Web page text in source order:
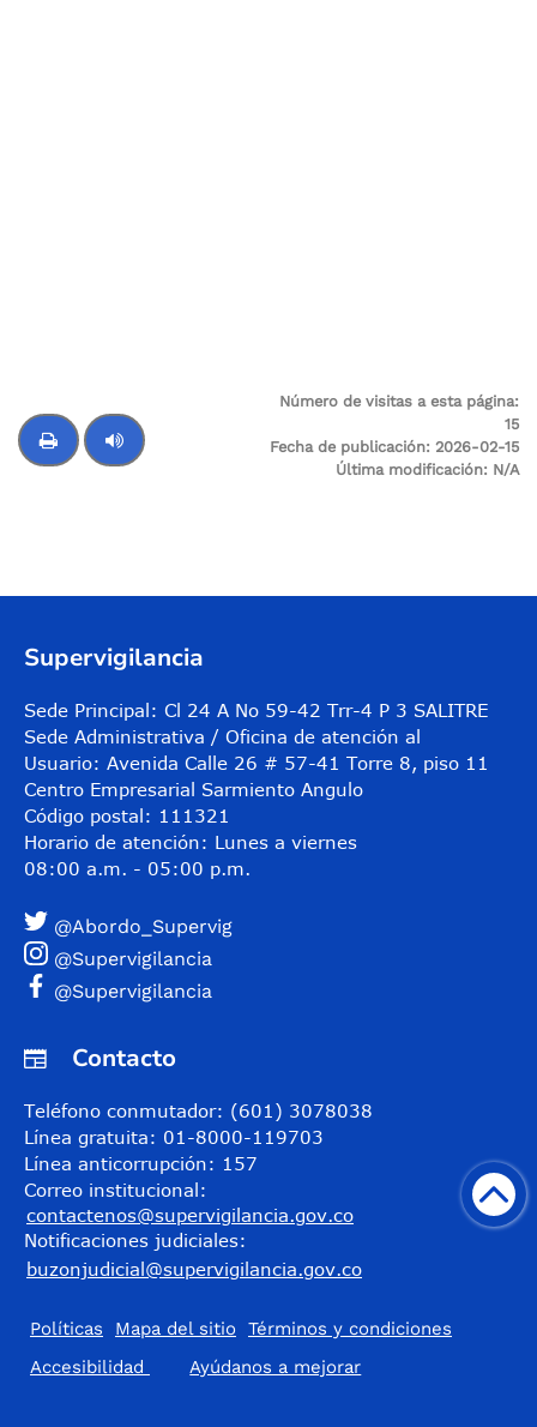
Número de visitas a esta página:
15
Fecha de publicación: 2026-02-15
Última modificación: N/A
Supervigilancia
Sede Principal: Cl 24 A No 59-42 Trr-4 P 3 SALITRE
Sede Administrativa / Oficina de atención al
Usuario: Avenida Calle 26 # 57-41 Torre 8, piso 11
Centro Empresarial Sarmiento Angulo
Código postal: 111321
Horario de atención: Lunes a viernes
08:00 a.m. - 05:00 p.m.
@Abordo_Supervig
@Supervigilancia
@Supervigilancia
Contacto
Teléfono conmutador: (601) 3078038
Línea gratuita: 01-8000-119703
Línea anticorrupción: 157
Correo institucional:
contactenos@supervigilancia.gov.co
Notificaciones judiciales:
buzonjudicial@supervigilancia.gov.co
Políticas Mapa del sitio
Términos y condiciones
Accesibilidad
​Ayúdanos a mejorar